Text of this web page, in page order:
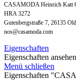
CASAMODA Heinrich Katt
HRA 3272
Gutenbergstraße 7, 26135
nos@casamoda.com
Eigenschaften
Eigenschaften ansehen
Menü schließen
Eigenschaften